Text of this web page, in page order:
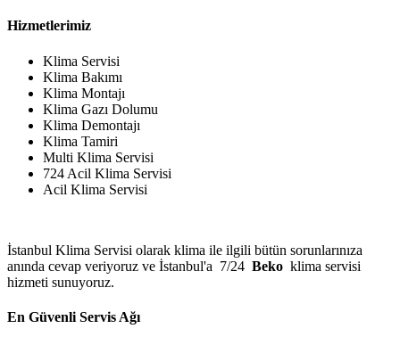
Hizmetlerimiz
Klima Servisi
Klima Bakımı
Klima Montajı
Klima Gazı Dolumu
Klima Demontajı
Klima Tamiri
Multi Klima Servisi
724 Acil Klima Servisi
Acil Klima Servisi
İstanbul Klima Servisi olarak klima ile ilgili bütün sorunlarınıza
anında cevap veriyoruz ve İstanbul'a 7/24 Beko klima servisi
hizmeti sunuyoruz.
En Güvenli Servis Ağı